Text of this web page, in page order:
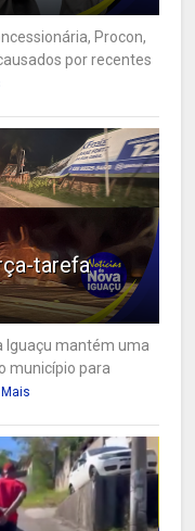
Procon,
por recentes
tarefa
Iguaçu mantém uma
município para